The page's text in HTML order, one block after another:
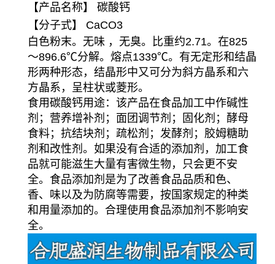
【产品名称】 碳酸钙
【分子式】 CaCO3
白色粉末。无味 ，无臭。比重约2.71。在825
～896.6℃分解。熔点1339℃。有无定形和结晶
形两种形态，结晶形中又可分为斜方晶系和六
方晶系，呈柱状或菱形。
食用碳酸钙用途：该产品在食品加工中作碱性
剂；营养增补剂；面团调节剂；固化剂；酵母
食料；抗结块剂；疏松剂；发酵剂；胶姆糖助
剂和改性剂。如果没有合适的添加剂，加工食
品就可能滋生大量有害微生物，只会更不安
全。食品添加剂是为了改善食品品质和色、
香、味以及为防腐等需要，按国家规定的种类
和用量添加的。合理使用食品添加剂不影响安
全。